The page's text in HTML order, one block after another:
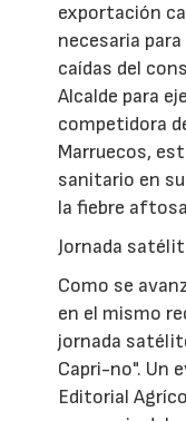
exportación
necesaria
caídas del
Alcalde para
competidora
Marruecos,
sanitario en
la fiebre
Jornada
Como se
en el mismo
jornada
Capri-no". Un
Editorial